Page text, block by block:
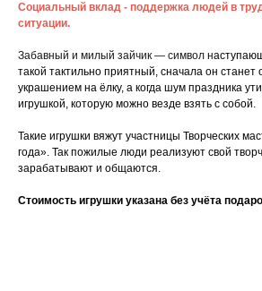
Социальный вклад - поддержка людей в
ситуации.
Забавный и милый зайчик — символ н
такой тактильно приятный, сначала он станет
украшением на ёлку, а когда шум праздника
игрушкой, которую можно везде взять с собой.
Такие игрушки вяжут участницы Творческих
года». Так пожилые люди реализуют свой
зарабатывают и общаются.
Стоимость игрушки указана без учёта